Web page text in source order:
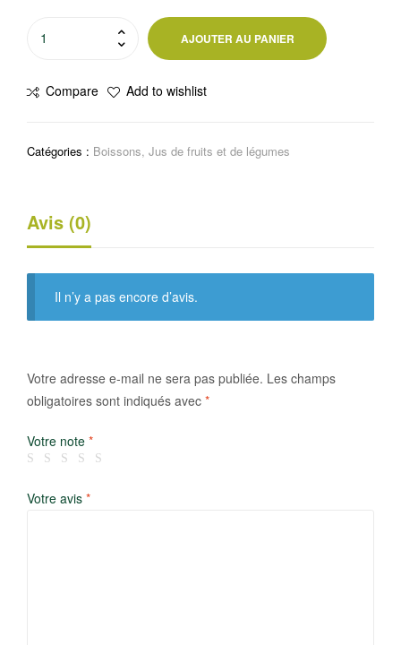
happy
AJOUTER AU PANIER
Compare Add to wishlist
Catégories : Boissons, Jus de fruits et de légumes
Avis (0)
Il n’y a pas encore d’avis.
Votre adresse e-mail ne sera pas publiée. Les champs
obligatoires sont indiqués avec *
Votre note *
Votre avis *